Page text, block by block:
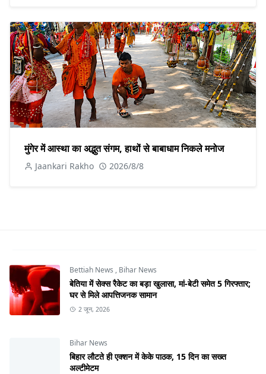
मुंगेर में आस्था का अद्भुत संगम, हाथों से बाबाधाम निकले मनोज
Jaankari Rakho 2026/8/8
Bettiah News , Bihar News
बेतिया में सेक्स रैकेट का बड़ा खुलासा, मां-बेटी समेत 5 गिरफ्तार;
घर से मिले आपत्तिजनक सामान
2 जून, 2026
Bihar News
बिहार लौटते ही एक्शन में केके पाठक, 15 दिन का सख्त
अल्टीमेटम